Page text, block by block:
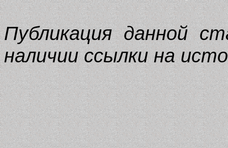
Публикация данной
наличии ссылки на